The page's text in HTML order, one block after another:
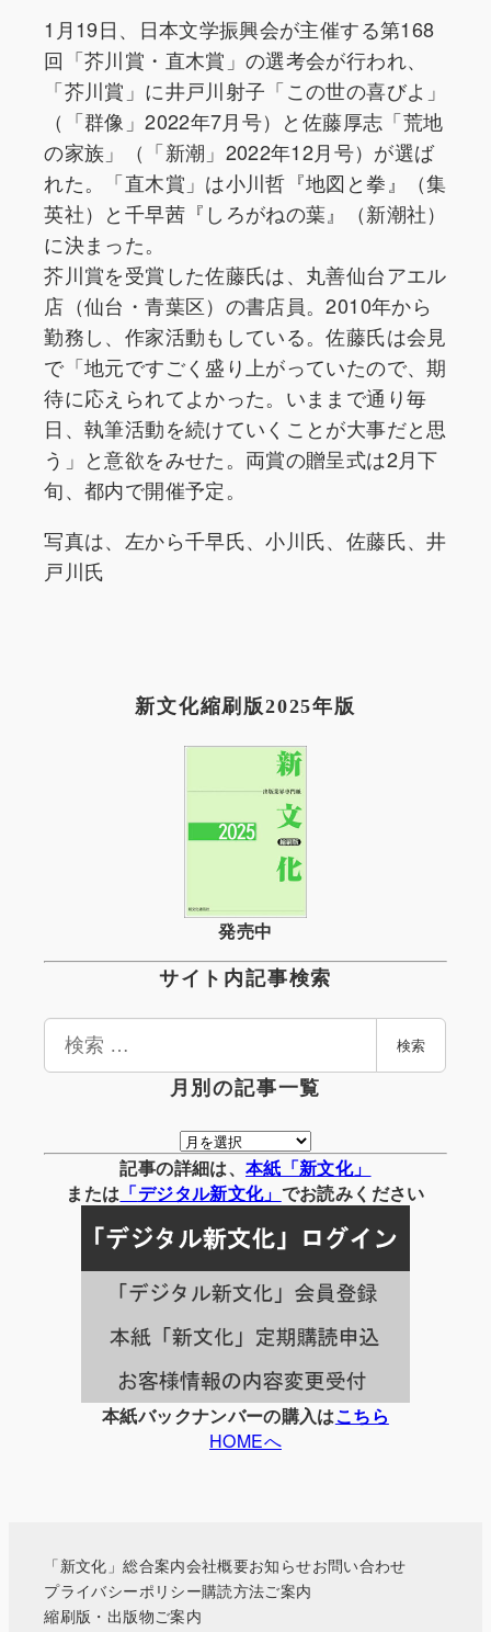
1月19日、日本文学振興会が主催する第168
回「芥川賞・直木賞」の選考会が行われ、
「芥川賞」に井戸川射子「この世の喜びよ」
（「群像」2022年7月号）と佐藤厚志「荒地
の家族」（「新潮」2022年12月号）が選ば
れた。「直木賞」は小川哲『地図と拳』（集
英社）と千早茜『しろがねの葉』（新潮社）
に決まった。
芥川賞を受賞した佐藤氏は、丸善仙台アエル
店（仙台・青葉区）の書店員。2010年から
勤務し、作家活動もしている。佐藤氏は会見
で「地元ですごく盛り上がっていたので、期
待に応えられてよかった。いままで通り毎
日、執筆活動を続けていくことが大事だと思
う」と意欲をみせた。両賞の贈呈式は2月下
旬、都内で開催予定。
写真は、左から千早氏、小川氏、佐藤氏、井
戸川氏
新文化縮刷版2025年版
発売中
サイト内記事検索
検
検索
月別の記事一覧
月
別
の
事
覧
記事の詳細は、 本紙「新文化」
または 「デジタル新文化」 でお読みください
本紙バックナンバーの購入はこちら
HOMEへ
「新文化」総合案内会社概要お知らせお問い合わせ
プライバシーポリシー購読方法ご案内
縮刷版・出版物ご案内